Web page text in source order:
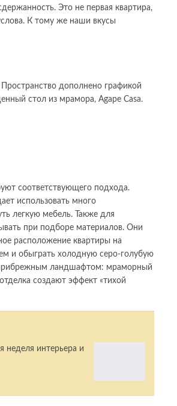
Это не первая квартира,
К тому же наши вкусы
дополнено графикой
стол из мрамора, Agape Casa.
соответствующего подхода.
использовать много
легкую мебель. Также для
при подборе материалов. Они
расположение квартиры на
и обыграть холодную серо-голубую
прибрежным ландшафтом: мраморный
создают эффект «тихой
неделя интерьера и